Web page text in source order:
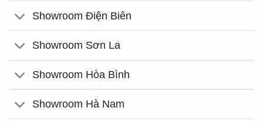
Showroom Điện Biên
Showroom Sơn La
Showroom Hòa Bình
Showroom Hà Nam